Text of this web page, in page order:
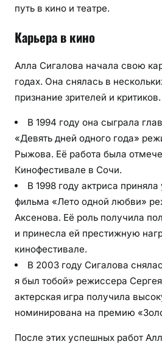
путь в кино и театре.
Карьера в кино
Алла Сигалова начала свою
годах. Она снялась в
признание зрителей и критиков.
В 1994 году она сыграла
«Девять дней одного года»
Рыжова. Её работа была
Кинофестивале в Сочи.
В 1998 году актриса
фильма «Лето одной любви»
Аксенова. Её роль получила
и принесла ей престижную
кинофестивале.
В 2003 году Сигалова
я был тобой» режиссера
актерская игра получила
номинирована на премию
После этих успешных работ